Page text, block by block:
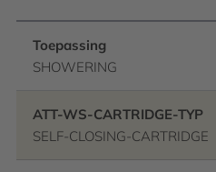
Toepassing
SHOWERING
ATT-WS-CARTRIDGE-TYP
SELF-CLOSING-CARTRIDGE